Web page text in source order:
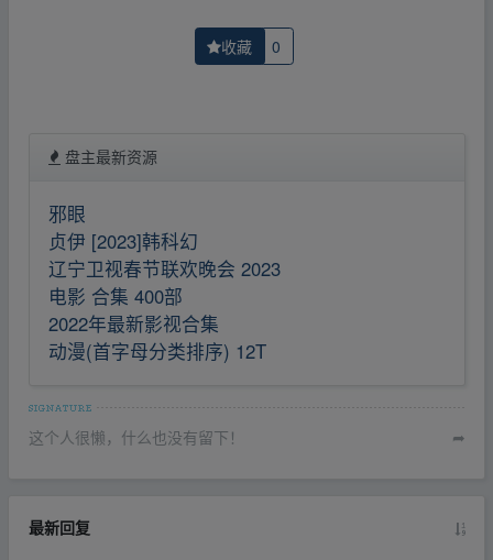
收藏 0
盘主最新资源
邪眼
贞伊 [2023]韩科幻
辽宁卫视春节联欢晚会 2023
电影 合集 400部
2022年最新影视合集
动漫(首字母分类排序) 12T
这个人很懒，什么也没有留下！ ➦
最新回复